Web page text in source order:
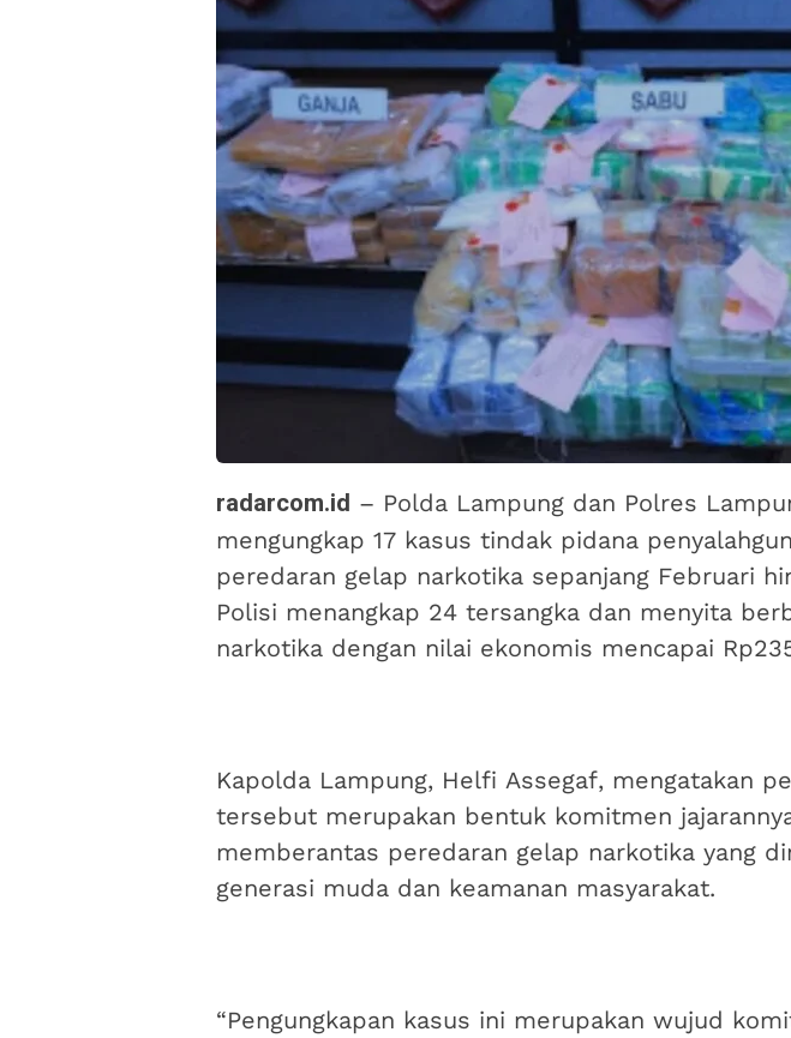
radarcom.id – Polda Lampung dan Polres
mengungkap 17 kasus tindak pidana
peredaran gelap narkotika sepanjang Februari
Polisi menangkap 24 tersangka dan menyita
narkotika dengan nilai ekonomis mencapai
Kapolda Lampung, Helfi Assegaf, mengatakan
tersebut merupakan bentuk komitmen
memberantas peredaran gelap narkotika yang
generasi muda dan keamanan masyarakat.
“Pengungkapan kasus ini merupakan wujud